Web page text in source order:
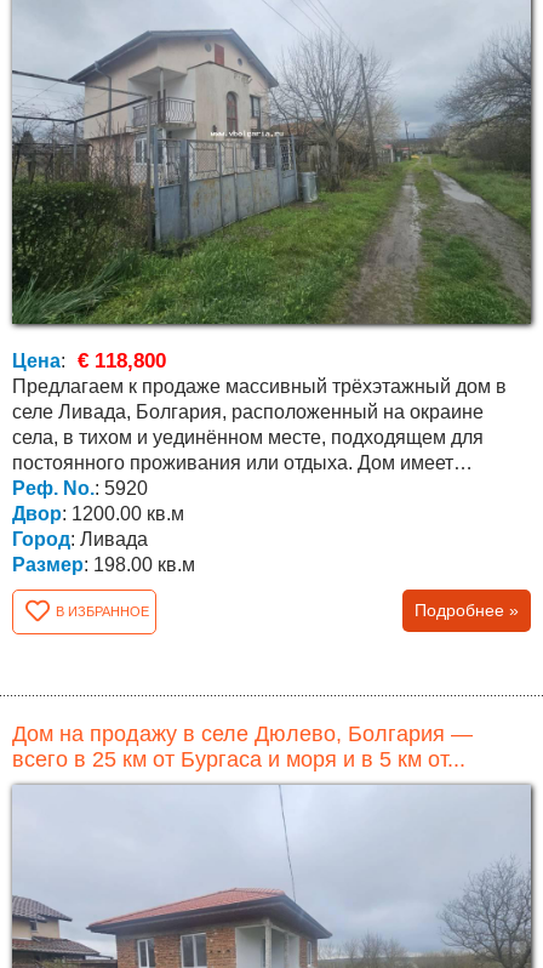
Цена: € 118,800
Предлагаем к продаже массивный трёхэтажный дом в
селе Ливада, Болгария, расположенный на окраине
села, в тихом и уединённом месте, подходящем для
постоянного проживания или отдыха. Дом имеет
площадь...
Реф. No.: 5920
Двор: 1200.00 кв.м
Город: Ливада
Размер: 198.00 кв.м
В ИЗБРАННОЕ Подробнее »
Дом на продажу в селе Дюлево, Болгария —
всего в 25 км от Бургаса и моря и в 5 км от...